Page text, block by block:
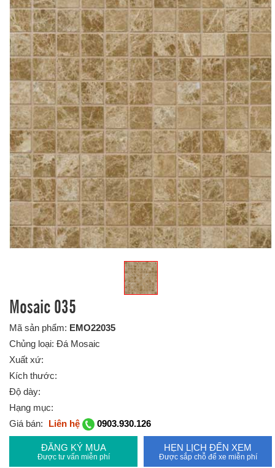
Mosaic 035
Mã sản phẩm: EMO22035
Chủng loại: Đá Mosaic
Xuất xứ:
Kích thước:
Độ dày:
Hạng mục:
Giá bán:
Liên hệ 0903.930.126
ĐĂNG KÝ MUA
Được tư vấn miễn phí
HẸN LỊCH ĐẾN XEM
Được sắp chỗ để xe miễn phí